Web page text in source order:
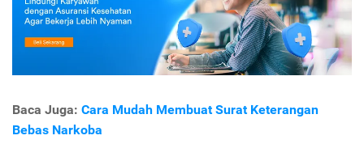
Baca Juga: Cara Mudah Membuat Surat Keterangan
Bebas Narkoba